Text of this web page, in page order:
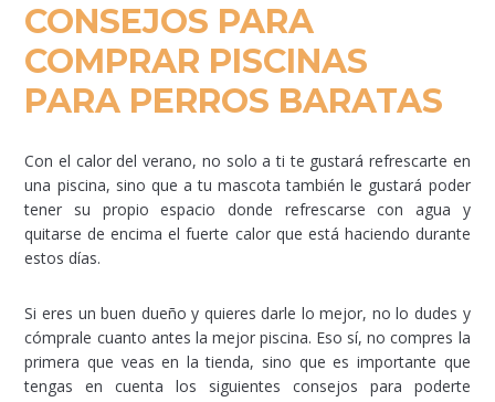
CONSEJOS PARA
COMPRAR PISCINAS
PARA PERROS BARATAS
Con el calor del verano, no solo a ti te gustará refrescarte en
una piscina, sino que a tu mascota también le gustará poder
tener su propio espacio donde refrescarse con agua y
quitarse de encima el fuerte calor que está haciendo durante
estos días.
Si eres un buen dueño y quieres darle lo mejor, no lo dudes y
cómprale cuanto antes la mejor piscina. Eso sí, no compres la
primera que veas en la tienda, sino que es importante que
tengas en cuenta los siguientes consejos para poderte